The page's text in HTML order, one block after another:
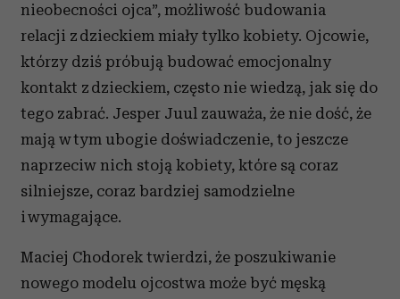
nieobecności ojca”, możliwość budowania
relacji z dzieckiem miały tylko kobiety. Ojcowie,
którzy dziś próbują budować emocjonalny
kontakt z dzieckiem, często nie wiedzą, jak się do
tego zabrać. Jesper Juul zauważa, że nie dość, że
mają w tym ubogie doświadczenie, to jeszcze
naprzeciw nich stoją kobiety, które są coraz
silniejsze, coraz bardziej samodzielne
i wymagające.
Maciej Chodorek twierdzi, że poszukiwanie
nowego modelu ojcostwa może być męską